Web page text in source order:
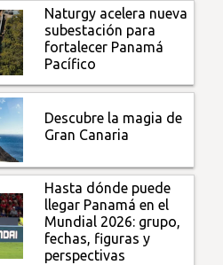
Naturgy acelera nueva
subestación para
fortalecer Panamá
Pacífico
Descubre la magia de
Gran Canaria
Hasta dónde puede
llegar Panamá en el
Mundial 2026: grupo,
fechas, figuras y
perspectivas